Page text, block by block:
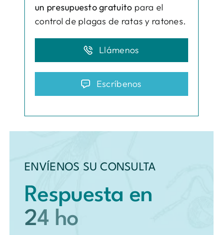
un presupuesto gratuito para el
control de plagas de ratas y ratones.
Llámenos
Escríbenos
ENVÍENOS SU CONSULTA
Respuesta en